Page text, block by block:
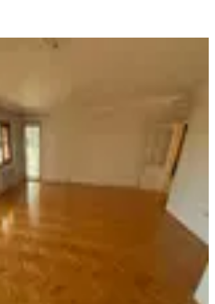
Manzaralı Güneybatı 4+1 Boş
Keklik Pınarı Mahallesi
m²